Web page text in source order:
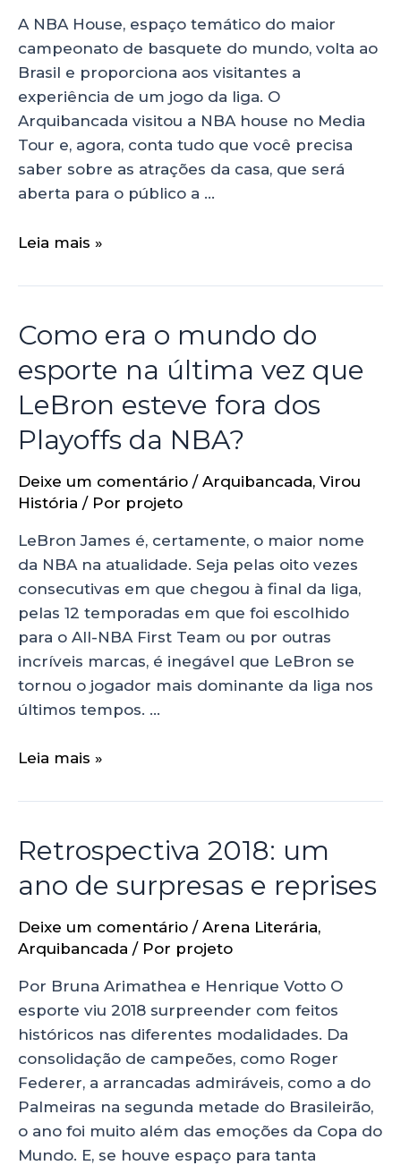
A NBA House, espaço temático do maior
campeonato de basquete do mundo, volta ao
Brasil e proporciona aos visitantes a
experiência de um jogo da liga. O
Arquibancada visitou a NBA house no Media
Tour e, agora, conta tudo que você precisa
saber sobre as atrações da casa, que será
aberta para o público a …
Leia mais »
Como era o mundo do
esporte na última vez que
LeBron esteve fora dos
Playoffs da NBA?
Deixe um comentário / Arquibancada, Virou
História / Por projeto
LeBron James é, certamente, o maior nome
da NBA na atualidade. Seja pelas oito vezes
consecutivas em que chegou à final da liga,
pelas 12 temporadas em que foi escolhido
para o All-NBA First Team ou por outras
incríveis marcas, é inegável que LeBron se
tornou o jogador mais dominante da liga nos
últimos tempos. …
Leia mais »
Retrospectiva 2018: um
ano de surpresas e reprises
Deixe um comentário / Arena Literária,
Arquibancada / Por projeto
Por Bruna Arimathea e Henrique Votto O
esporte viu 2018 surpreender com feitos
históricos nas diferentes modalidades. Da
consolidação de campeões, como Roger
Federer, a arrancadas admiráveis, como a do
Palmeiras na segunda metade do Brasileirão,
o ano foi muito além das emoções da Copa do
Mundo. E, se houve espaço para tanta